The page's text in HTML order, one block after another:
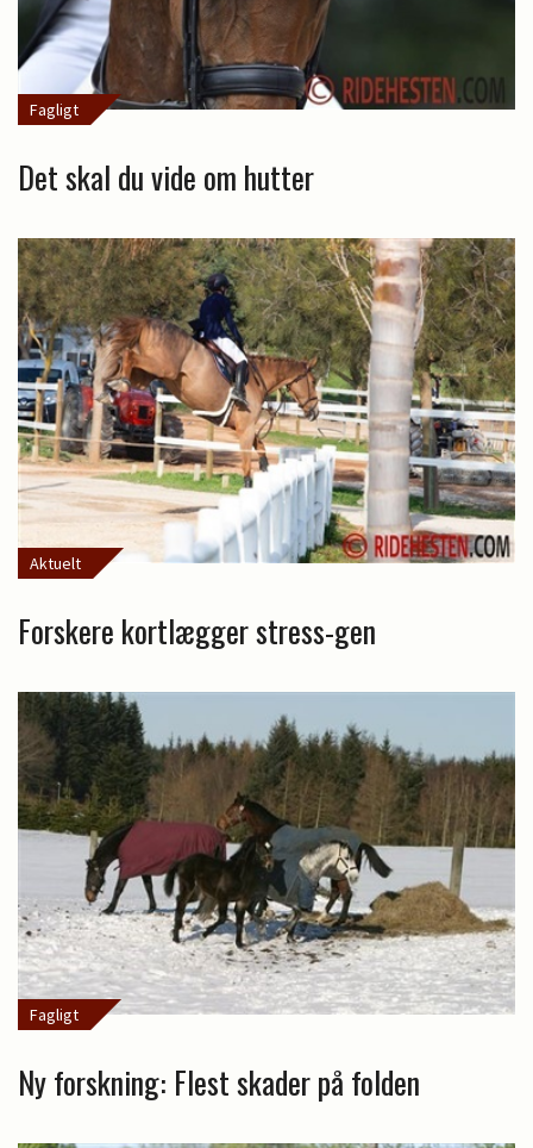
Fagligt
Det skal du vide om hutter
Aktuelt
Forskere kortlægger stress-gen
Fagligt
Ny forskning: Flest skader på folden